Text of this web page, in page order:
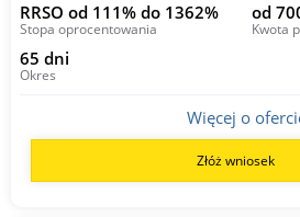
RRSO od 111% do 1362%
Stopa oprocentowania
od
Kwota
65 dni
Okres
Więcej o
Złóż wniosek